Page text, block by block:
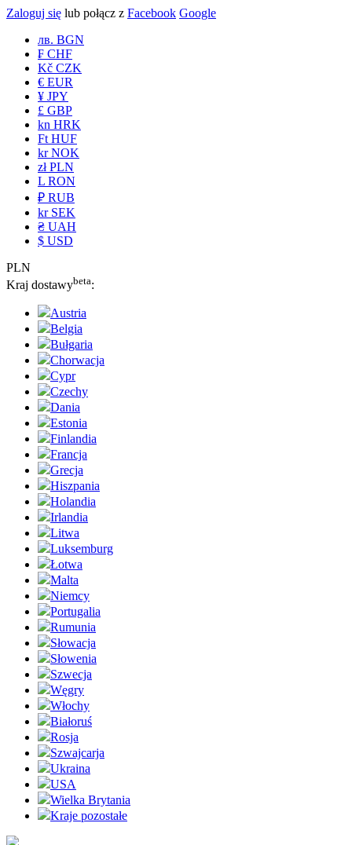
Zaloguj się lub połącz z Facebook Google
лв. BGN
₣ CHF
Kč CZK
€ EUR
¥ JPY
£ GBP
kn HRK
Ft HUF
kr NOK
zł PLN
L RON
₽ RUB
kr SEK
₴ UAH
$ USD
PLN
Kraj dostawybeta:
Austria
Belgia
Bułgaria
Chorwacja
Cypr
Czechy
Dania
Estonia
Finlandia
Francja
Grecja
Hiszpania
Holandia
Irlandia
Litwa
Luksemburg
Łotwa
Malta
Niemcy
Portugalia
Rumunia
Słowacja
Słowenia
Szwecja
Węgry
Włochy
Białoruś
Rosja
Szwajcarja
Ukraina
USA
Wielka Brytania
Kraje pozostałe